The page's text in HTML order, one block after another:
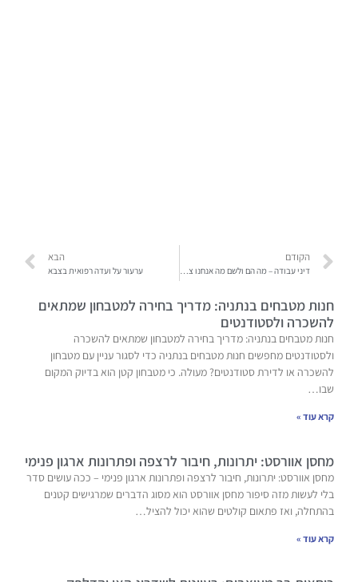
הקודם
דיני עבודה – מה הם ולשם מה אנחנו צריכים אותם?
הבא
ערעור על ועדה רפואית בצבא
חנות מטבחים בנתניה: מדריך בחירה למטבחון שמתאים
להשכרה ולסטודנטים
חנות מטבחים בנתניה: מדריך בחירה למטבחון שמתאים להשכרה
ולסטודנטים מחפשים חנות מטבחים בנתניה כדי לסגור עניין עם מטבחון
להשכרה או לדירת סטודנטים? מעולה. כי מטבחון קטן הוא בדיוק המקום
שבו…
קרא עוד »
מחסן אוורסט: יתרונות, חיבור לרצפה ופתרונות ארגון פנימי
מחסן אוורסט: יתרונות, חיבור לרצפה ופתרונות ארגון פנימי – ככה עושים סדר
בלי לעשות מזה סיפור מחסן אוורסט הוא מסוג הדברים שמרגישים קטנים
בהתחלה, ואז פתאום קולטים שהוא יכול להציל…
קרא עוד »